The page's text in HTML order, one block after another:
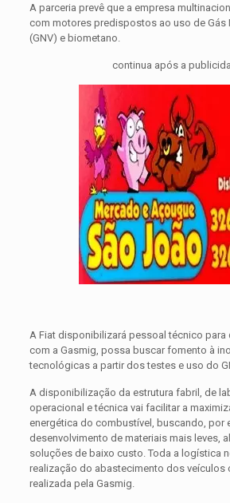
A parceria prevê que a empresa
com motores predispostos ao uso de Gás
(GNV) e biometano.
continua após a
A Fiat disponibilizará pessoal técnico para
com a Gasmig, possa buscar fomento à
tecnológicas a partir dos testes e uso do
A disponibilização da estrutura fabril, de
operacional e técnica vai facilitar a
energética do combustível, buscando, por
desenvolvimento de materiais mais leves,
soluções de baixo custo. Toda a logística
realização do abastecimento dos veículos
realizada pela Gasmig.